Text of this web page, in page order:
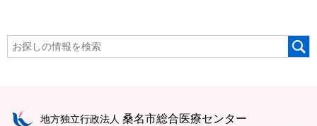
地方独立行政法人 桑名市総合医療センター